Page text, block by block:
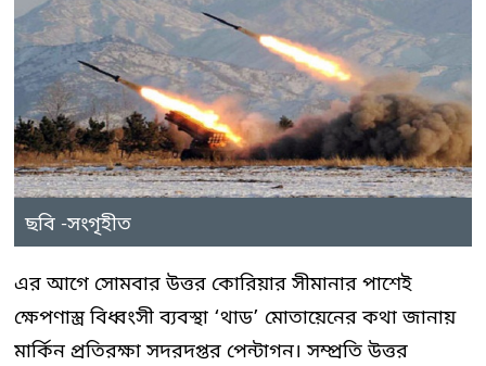
ছবি -সংগৃহীত
এর আগে সোমবার উত্তর কোরিয়ার সীমানার পাশেই
ক্ষেপণাস্ত্র বিধ্বংসী ব্যবস্থা ‘থাড’ মোতায়েনের কথা জানায়
মার্কিন প্রতিরক্ষা সদরদপ্তর পেন্টাগন। সম্প্রতি উত্তর